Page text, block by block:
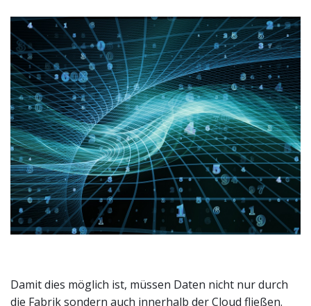
Damit dies möglich ist, müssen Daten nicht nur durch
die Fabrik sondern auch innerhalb der Cloud fließen.